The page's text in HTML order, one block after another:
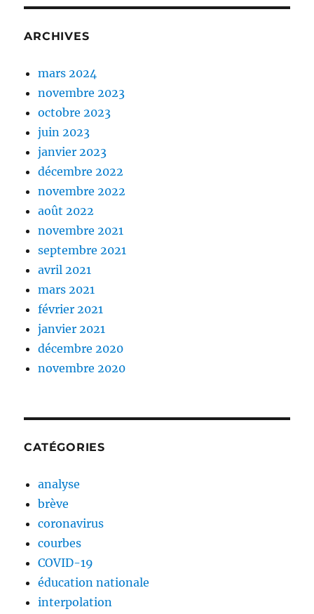
ARCHIVES
mars 2024
novembre 2023
octobre 2023
juin 2023
janvier 2023
décembre 2022
novembre 2022
août 2022
novembre 2021
septembre 2021
avril 2021
mars 2021
février 2021
janvier 2021
décembre 2020
novembre 2020
CATÉGORIES
analyse
brève
coronavirus
courbes
COVID-19
éducation nationale
interpolation